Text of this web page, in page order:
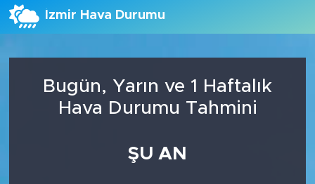
İzmir Hava Durumu
Bugün, Yarın ve 1 Haftalık
Hava Durumu Tahmini
ŞU AN